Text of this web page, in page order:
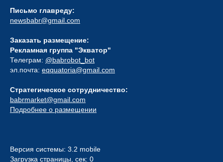
Письмо главреду:
newsbabr@gmail.com
Заказать размещение:
Рекламная группа "Экватор"
Телеграм: @babrobot_bot
эл.почта: eqquatoria@gmail.com
Стратегическое сотрудничество:
babrmarket@gmail.com
Подробнее о размещении
Версия системы: 3.2 mobile
Загрузка страницы, сек: 0